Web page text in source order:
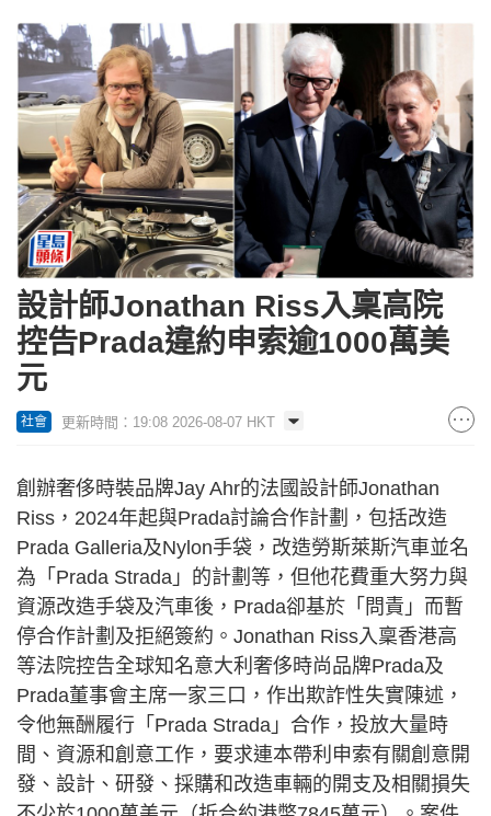
設計師Jonathan Riss入稟高院
控告Prada違約申索逾1000萬美
元
社會 更新時間：19:08 2026-08-07 HKT
創辦奢侈時裝品牌Jay Ahr的法國設計師Jonathan
Riss，2024年起與Prada討論合作計劃，包括改造
Prada Galleria及Nylon手袋，改造勞斯萊斯汽車並名
為「Prada Strada」的計劃等，但他花費重大努力與
資源改造手袋及汽車後，Prada卻基於「問責」而暫
停合作計劃及拒絕簽約。Jonathan Riss入稟香港高
等法院控告全球知名意大利奢侈時尚品牌Prada及
Prada董事會主席一家三口，作出欺詐性失實陳述，
令他無酬履行「Prada Strada」合作，投放大量時
間、資源和創意工作，要求連本帶利申索有關創意開
發、設計、研發、採購和改造車輛的開支及相關損失